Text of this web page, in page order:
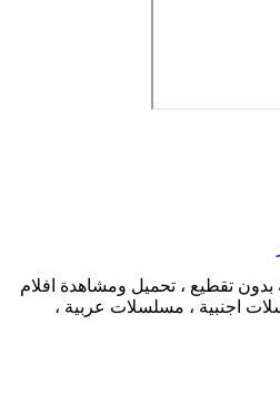
بدون تقطيع ، تحميل ومشاهدة افلام
اجنبية ، مسلسلات عربية ،